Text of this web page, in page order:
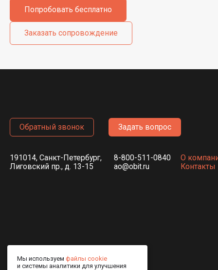
Попробовать бесплатно
Заказать сопровождение
Обратный звонок Задать вопрос
191014, Санкт-Петербург,
Лиговский пр., д. 13-15
8-800-511-0840
ao@obit.ru
О
Контакты
Мы используем файлы cookie
и системы аналитики для улучшения